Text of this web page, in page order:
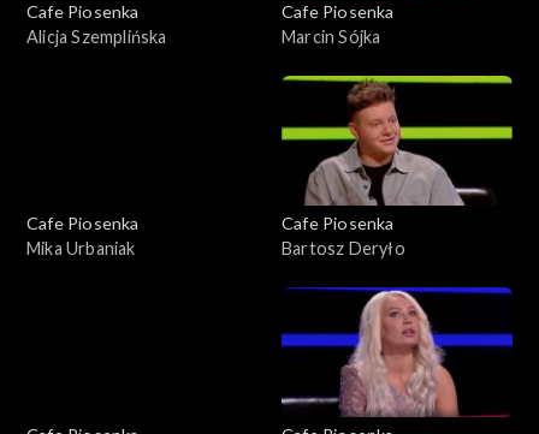
Cafe Piosenka
Alicja Szemplińska
Cafe Piosenka
Marcin Sójka
Cafe Piosenka
Mika Urbaniak
Cafe Piosenka
Bartosz Deryło